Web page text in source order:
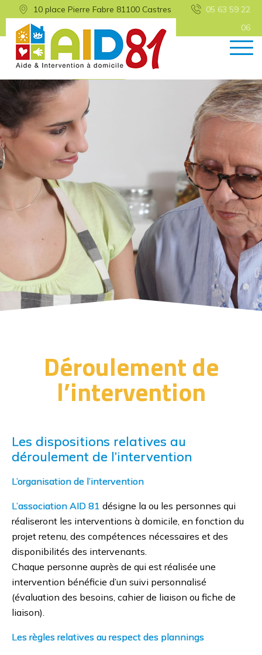
AID 81 Aide et Intervention à Domicile
Retour
Prestations
Demande d’intervention
Déroulement de l’intervention
Modalités de paiement
10 place Pierre Fabre 81100 Castres
05 63 59 22
06
Déroulement de
l’intervention
Les dispositions relatives au
déroulement de l’intervention
L’organisation de l’intervention
L’association AID 81 désigne la ou les personnes qui
réaliseront les interventions à domicile, en fonction du
projet retenu, des compétences nécessaires et des
disponibilités des intervenants.
Chaque personne auprès de qui est réalisée une
intervention bénéficie d’un suivi personnalisé
(évaluation des besoins, cahier de liaison ou fiche de
liaison).
Les règles relatives au respect des plannings